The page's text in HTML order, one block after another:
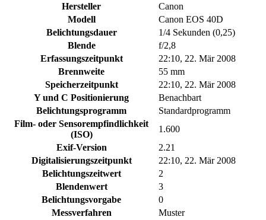
Hersteller
Canon
Modell
Canon EOS 40D
Belichtungsdauer
1/4 Sekunden (0,25)
Blende
f/2,8
Erfassungszeitpunkt
22:10, 22. Mär 2008
Brennweite
55 mm
Speicherzeitpunkt
22:10, 22. Mär 2008
Y und C Positionierung
Benachbart
Belichtungsprogramm
Standardprogramm
Film- oder Sensorempfindlichkeit
(ISO)
1.600
Exif-Version
2.21
Digitalisierungszeitpunkt
22:10, 22. Mär 2008
Belichtungszeitwert
2
Blendenwert
3
Belichtungsvorgabe
0
Messverfahren
Muster